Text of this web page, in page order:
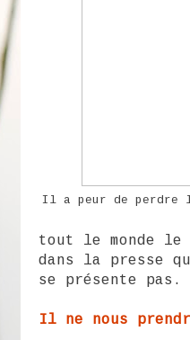
Il a peur de perdre
tout le monde
dans la presse
se présente pas.
Il ne nous